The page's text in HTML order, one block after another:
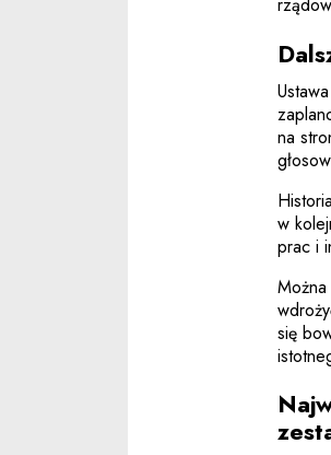
na
w
prac i
się